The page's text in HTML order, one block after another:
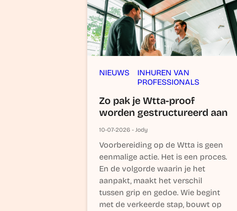
NIEUWS
INHUREN VAN
PROFESSIONALS
Zo pak je Wtta-proof
worden gestructureerd aan
10-07-2026 - Jody
Voorbereiding op de Wtta is geen
eenmalige actie. Het is een proces.
En de volgorde waarin je het
aanpakt, maakt het verschil
tussen grip en gedoe. Wie begint
met de verkeerde stap, bouwt op